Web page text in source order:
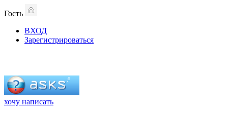
Гость
ВХОД
Зарегистрироваться
хочу написать